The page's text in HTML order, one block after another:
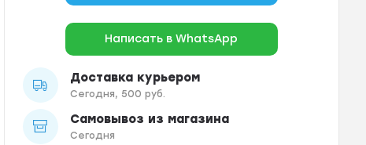
Написать в WhatsApp
Доставка курьером
Сегодня, 500 руб.
Самовывоз из магазина
Сегодня